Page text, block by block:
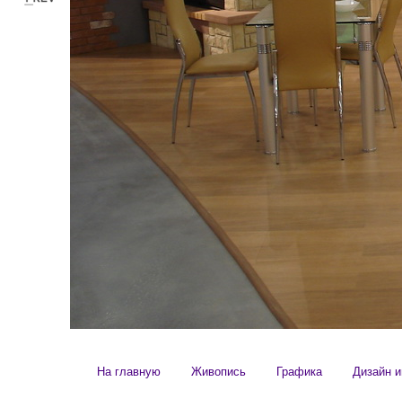
На главную Живопись Графика Дизайн